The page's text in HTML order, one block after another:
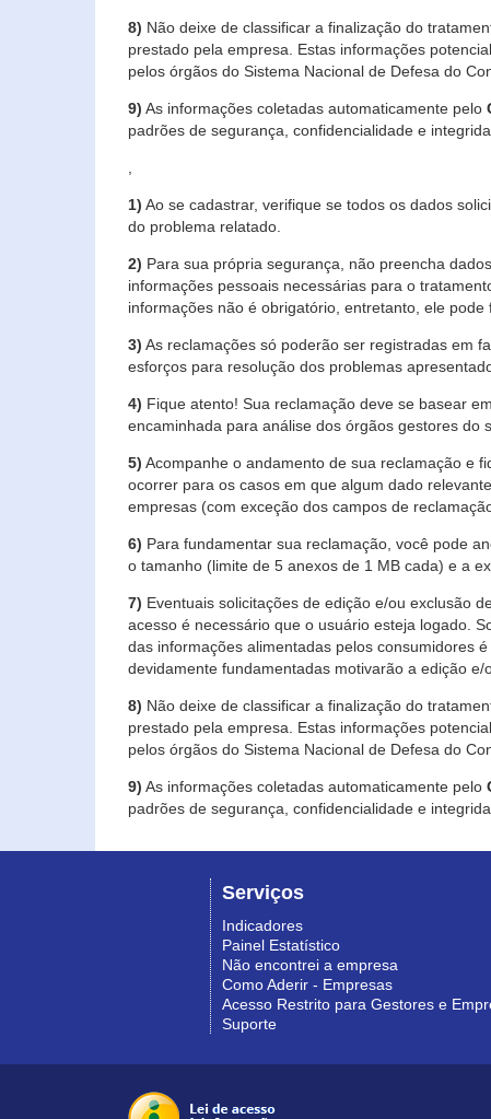
8) Não deixe de classificar a finalização do
prestado pela empresa. Estas informações
pelos órgãos do Sistema Nacional de Defesa do
9) As informações coletadas automaticamente pelo
padrões de segurança, confidencialidade e
1) Ao se cadastrar, verifique se todos os dados
do problema relatado.
2) Para sua própria segurança, não preencha
informações pessoais necessárias para o
informações não é obrigatório, entretanto, ele
3) As reclamações só poderão ser registradas em
esforços para resolução dos problemas
4) Fique atento! Sua reclamação deve se basear
encaminhada para análise dos órgãos gestores do
5) Acompanhe o andamento de sua reclamação e
ocorrer para os casos em que algum dado
empresas (com exceção dos campos de
6) Para fundamentar sua reclamação, você pode
o tamanho (limite de 5 anexos de 1 MB cada) e a
7) Eventuais solicitações de edição e/ou exclusão
acesso é necessário que o usuário esteja logado.
das informações alimentadas pelos consumidores
devidamente fundamentadas motivarão a edição
8) Não deixe de classificar a finalização do
prestado pela empresa. Estas informações
pelos órgãos do Sistema Nacional de Defesa do
9) As informações coletadas automaticamente pelo
padrões de segurança, confidencialidade e
Serviços
Indicadores
Painel Estatístico
Não encontrei a empresa
Como Aderir - Empresas
Acesso Restrito para Gestores e
Suporte